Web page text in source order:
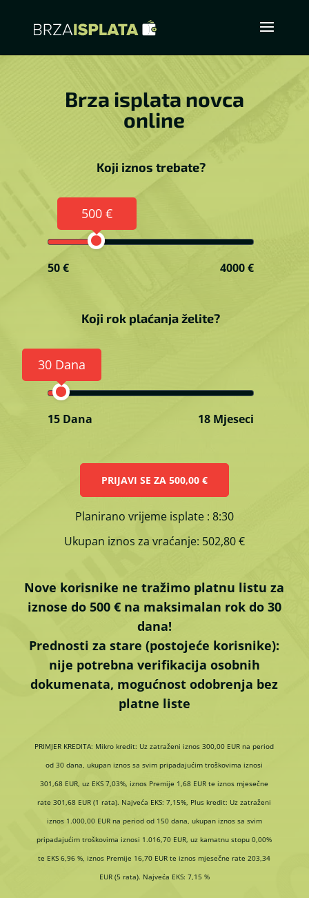
Brza isplata novca
online
Koji iznos trebate?
500 €
50 € 4000 €
Koji rok plaćanja želite?
30 Dana
15 Dana 18 Mjeseci
PRIJAVI SE ZA 500,00 €
Planirano vrijeme isplate : 8:30
Ukupan iznos za vraćanje: 502,80 €
Nove korisnike ne tražimo platnu listu za
iznose do 500 € na maksimalan rok do 30
dana!
Prednosti za stare (postojeće korisnike):
nije potrebna verifikacija osobnih
dokumenata, mogućnost odobrenja bez
platne liste
PRIMJER KREDITA: Mikro kredit: Uz zatraženi iznos 300,00 EUR na period
od 30 dana, ukupan iznos sa svim pripadajućim troškovima iznosi
301,68 EUR, uz EKS 7,03%, iznos Premije 1,68 EUR te iznos mjesečne
rate 301,68 EUR (1 rata). Najveća EKS: 7,15%, Plus kredit: Uz zatraženi
iznos 1.000,00 EUR na period od 150 dana, ukupan iznos sa svim
pripadajućim troškovima iznosi 1.016,70 EUR, uz kamatnu stopu 0,00%
te EKS 6,96 %, iznos Premije 16,70 EUR te iznos mjesečne rate 203,34
EUR (5 rata). Najveća EKS: 7,15 %